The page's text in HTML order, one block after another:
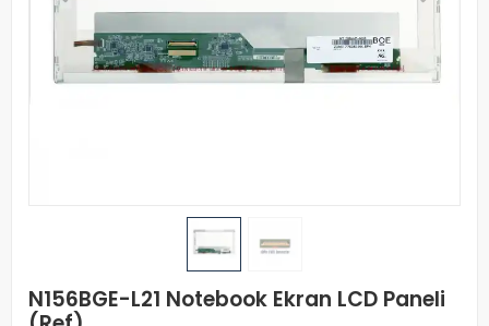
N156BGE-L21 Notebook Ekran LCD Paneli